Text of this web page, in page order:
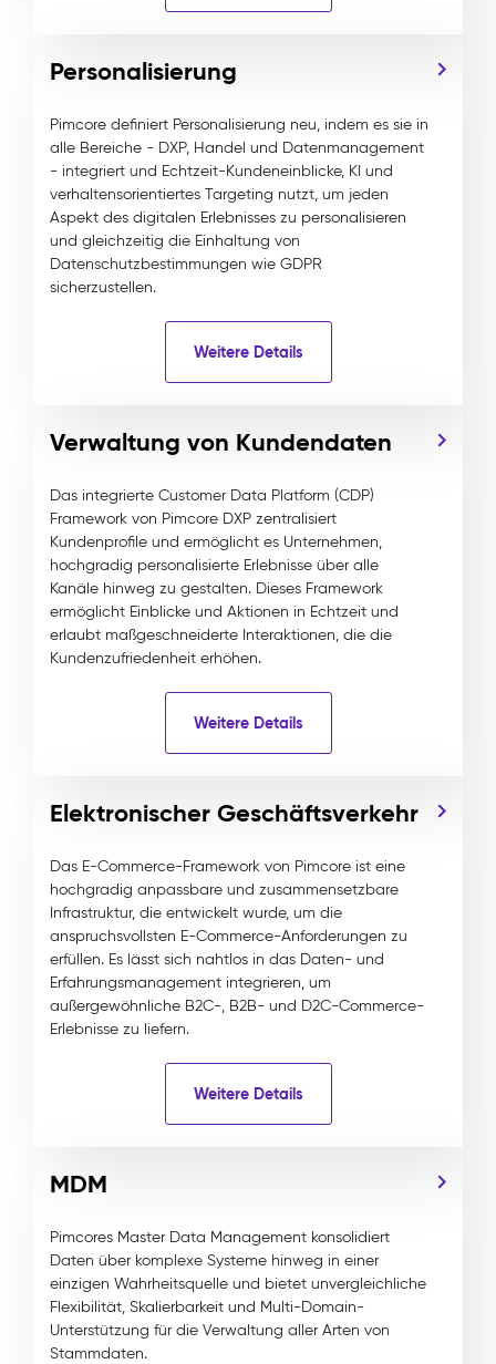
Personalisierung
Pimcore definiert Personalisierung neu, indem es sie in
alle Bereiche - DXP, Handel und Datenmanagement
- integriert und Echtzeit-Kundeneinblicke, KI und
verhaltensorientiertes Targeting nutzt, um jeden
Aspekt des digitalen Erlebnisses zu personalisieren
und gleichzeitig die Einhaltung von
Datenschutzbestimmungen wie GDPR
sicherzustellen.
Weitere Details
Verwaltung von Kundendaten
Das integrierte Customer Data Platform (CDP)
Framework von Pimcore DXP zentralisiert
Kundenprofile und ermöglicht es Unternehmen,
hochgradig personalisierte Erlebnisse über alle
Kanäle hinweg zu gestalten. Dieses Framework
ermöglicht Einblicke und Aktionen in Echtzeit und
erlaubt maßgeschneiderte Interaktionen, die die
Kundenzufriedenheit erhöhen.
Weitere Details
Elektronischer Geschäftsverkehr
Das E-Commerce-Framework von Pimcore ist eine
hochgradig anpassbare und zusammensetzbare
Infrastruktur, die entwickelt wurde, um die
anspruchsvollsten E-Commerce-Anforderungen zu
erfüllen. Es lässt sich nahtlos in das Daten- und
Erfahrungsmanagement integrieren, um
außergewöhnliche B2C-, B2B- und D2C-Commerce-
Erlebnisse zu liefern.
Weitere Details
MDM
Pimcores Master Data Management konsolidiert
Daten über komplexe Systeme hinweg in einer
einzigen Wahrheitsquelle und bietet unvergleichliche
Flexibilität, Skalierbarkeit und Multi-Domain-
Unterstützung für die Verwaltung aller Arten von
Stammdaten.